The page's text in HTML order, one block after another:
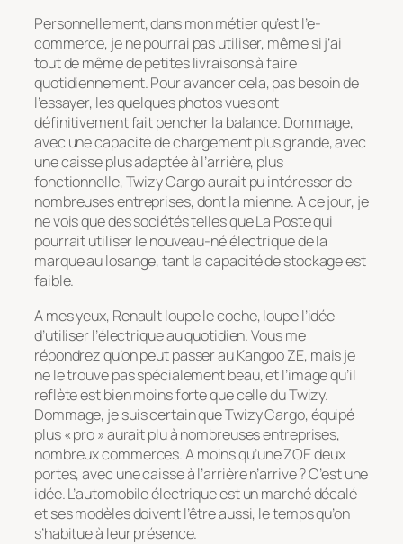
Personnellement, dans mon métier qu’est l’e-
commerce, je ne pourrai pas utiliser, même si j’ai
tout de même de petites livraisons à faire
quotidiennement. Pour avancer cela, pas besoin de
l’essayer, les quelques photos vues ont
définitivement fait pencher la balance. Dommage,
avec une capacité de chargement plus grande, avec
une caisse plus adaptée à l’arrière, plus
fonctionnelle, Twizy Cargo aurait pu intéresser de
nombreuses entreprises, dont la mienne. A ce jour, je
ne vois que des sociétés telles que La Poste qui
pourrait utiliser le nouveau-né électrique de la
marque au losange, tant la capacité de stockage est
faible.
A mes yeux, Renault loupe le coche, loupe l’idée
d’utiliser l’électrique au quotidien. Vous me
répondrez qu’on peut passer au Kangoo ZE, mais je
ne le trouve pas spécialement beau, et l’image qu’il
reflète est bien moins forte que celle du Twizy.
Dommage, je suis certain que Twizy Cargo, équipé
plus « pro » aurait plu à nombreuses entreprises,
nombreux commerces. A moins qu’une ZOE deux
portes, avec une caisse à l’arrière n’arrive ? C’est une
idée. L’automobile électrique est un marché décalé
et ses modèles doivent l’être aussi, le temps qu’on
s’habitue à leur présence.